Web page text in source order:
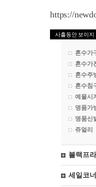
https://
사흘동안 보이지
혼수마켓
혼수가
혼수가
혼수주
혼수침
예물시계
명품가
명품신
쥬얼리
블랙프
세일코